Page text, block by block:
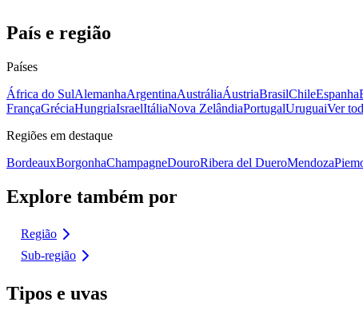
País e região
Países
África do SulAlemanhaArgentinaAustráliaÁustriaBrasilChileEspanha
FrançaGréciaHungriaIsraelItáliaNova ZelândiaPortugalUruguaiVer
Regiões em destaque
BordeauxBorgonhaChampagneDouroRibera del DueroMendoza
Explore também por
Região
Sub-região
Tipos e uvas